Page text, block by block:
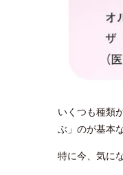
いくつも種類
ぶ」のが基本
特に今、気に